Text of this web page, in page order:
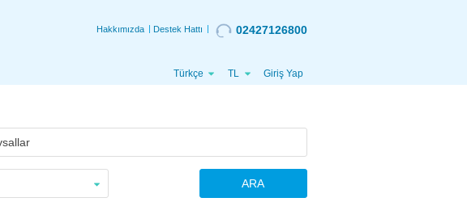
Hakkımızda Destek Hattı 02427126800
Türkçe TL Giriş Yap
ARA